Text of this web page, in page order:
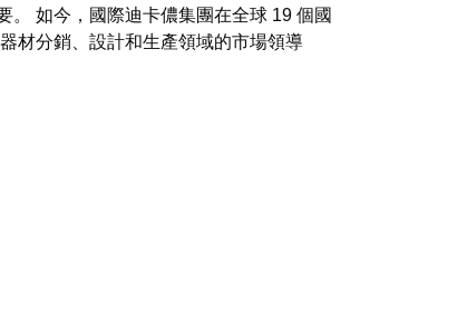
如今，國際迪卡儂集團在全球 19 個國
材分銷、設計和生產領域的市場領導